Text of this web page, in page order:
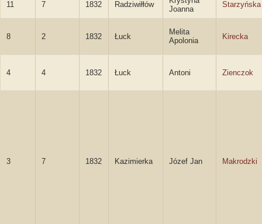
11 7 1832 Radziwiłłów
Joanna
Starzyńska
8 2 1832 Łuck
Melita
Apolonia
Kirecka
4 4 1832 Łuck Antoni Zienczok
3 7 1832 Kazimierka Józef Jan Makrodzki